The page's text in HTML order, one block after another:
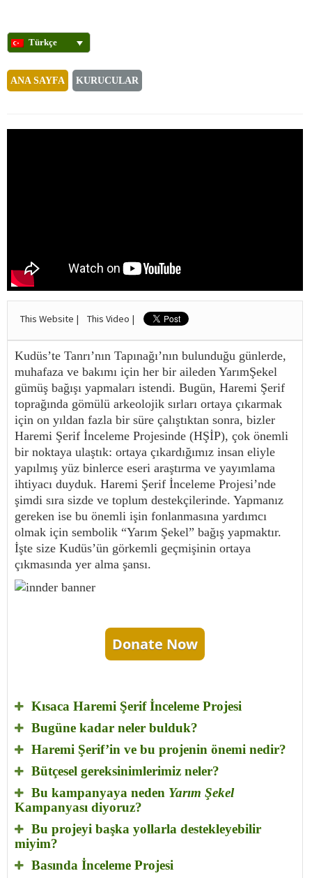
Türkçe
ANA SAYFA KURUCULAR
This Website | This Video |
Kudüs’te Tanrı’nın Tapınağı’nın bulunduğu günlerde,
muhafaza ve bakımı için her bir aileden YarımŞekel
gümüş bağışı yapmaları istendi. Bugün, Haremi Şerif
toprağında gömülü arkeolojik sırları ortaya çıkarmak
için on yıldan fazla bir süre çalıştıktan sonra, bizler
Haremi Şerif İnceleme Projesinde (HŞİP), çok önemli
bir noktaya ulaştık: ortaya çıkardığımız insan eliyle
yapılmış yüz binlerce eseri araştırma ve yayımlama
ihtiyacı duyduk. Haremi Şerif İnceleme Projesi’nde
şimdi sıra sizde ve toplum destekçilerinde. Yapmanız
gereken ise bu önemli işin fonlanmasına yardımcı
olmak için sembolik “Yarım Şekel” bağış yapmaktır.
İşte size Kudüs’ün görkemli geçmişinin ortaya
çıkmasında yer alma şansı.
Donate Now
Kısaca Haremi Şerif İnceleme Projesi
Bugüne kadar neler bulduk?
Haremi Şerif’in ve bu projenin önemi nedir?
Bütçesel gereksinimlerimiz neler?
Bu kampanyaya neden Yarım Şekel
Kampanyası diyoruz?
Bu projeyi başka yollarla destekleyebilir
miyim?
Basında İnceleme Projesi